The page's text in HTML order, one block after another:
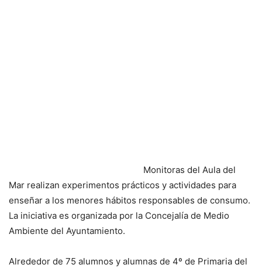
Monitoras del Aula del
Mar realizan experimentos prácticos y actividades para
enseñar a los menores hábitos responsables de consumo.
La iniciativa es organizada por la Concejalía de Medio
Ambiente del Ayuntamiento.
Alrededor de 75 alumnos y alumnas de 4º de Primaria del